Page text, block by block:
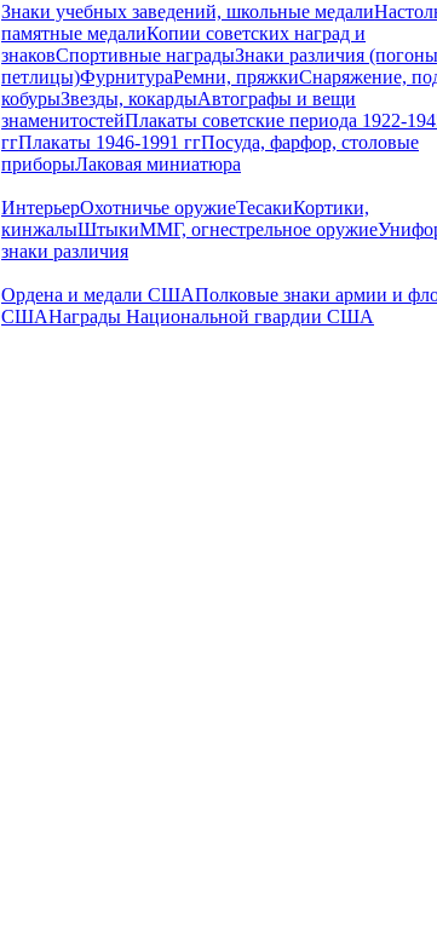
Знаки учебных заведений, школьные медали
памятные медалиКопии советских наград и
знаковСпортивные наградыЗнаки различия
петлицы)ФурнитураРемни, пряжкиСнаряжение,
кобурыЗвезды, кокардыАвтографы и вещи
знаменитостейПлакаты советские периода 1922-
ггПлакаты 1946-1991 ггПосуда, фарфор, столовые
приборыЛаковая миниатюра
ИнтерьерОхотничье оружиеТесакиКортики,
кинжалыШтыкиММГ, огнестрельное оружие
знаки различия
Ордена и медали СШАПолковые знаки армии и
СШАНаграды Национальной гвардии США